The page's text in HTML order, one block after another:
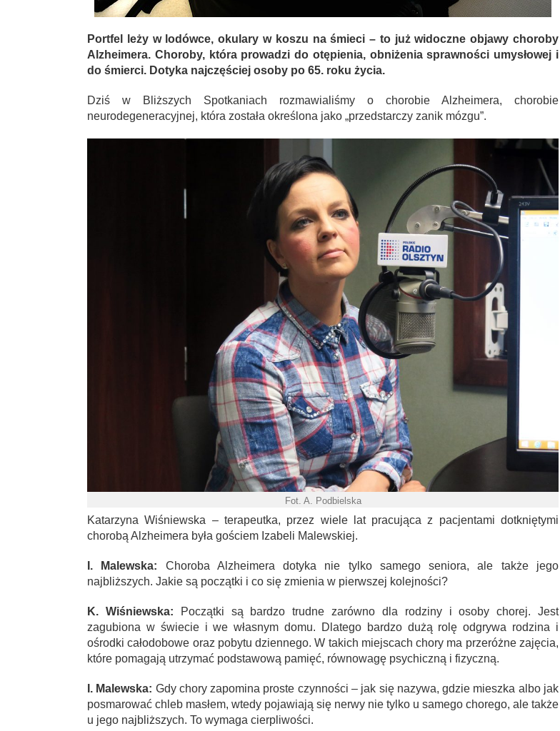
Portfel leży w lodówce, okulary w koszu na śmieci – to już widoczne objawy choroby
Alzheimera. Choroby, która prowadzi do otępienia, obniżenia sprawności umysłowej i
do śmierci. Dotyka najczęściej osoby po 65. roku życia.
Dziś w Bliższych Spotkaniach rozmawialiśmy o chorobie Alzheimera, chorobie
neurodegeneracyjnej, która została określona jako „przedstarczy zanik mózgu”.
Fot. A. Podbielska
Katarzyna Wiśniewska – terapeutka, przez wiele lat pracująca z pacjentami dotkniętymi
chorobą Alzheimera była gościem Izabeli Malewskiej.
I. Malewska: Choroba Alzheimera dotyka nie tylko samego seniora, ale także jego
najbliższych. Jakie są początki i co się zmienia w pierwszej kolejności?
K. Wiśniewska: Początki są bardzo trudne zarówno dla rodziny i osoby chorej. Jest
zagubiona w świecie i we własnym domu. Dlatego bardzo dużą rolę odgrywa rodzina i
ośrodki całodobowe oraz pobytu dziennego. W takich miejscach chory ma przeróżne zajęcia,
które pomagają utrzymać podstawową pamięć, równowagę psychiczną i fizyczną.
I. Malewska: Gdy chory zapomina proste czynności – jak się nazywa, gdzie mieszka albo jak
posmarować chleb masłem, wtedy pojawiają się nerwy nie tylko u samego chorego, ale także
u jego najbliższych. To wymaga cierpliwości.